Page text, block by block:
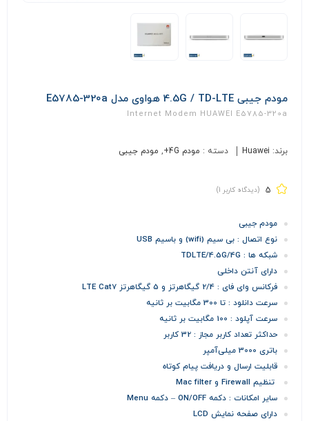
مودم جیبی 4.5G / TD-LTE هواوی مدل E5785-320a
Internet Modem HUAWEI E5785-320a
برند: Huawei دسته : مودم 4G+ , مودم جیبی
5 (دیدگاه کاربر 1
)
مودم جیبی
نوع اتصال : بی سیم (wifi) و باسیم USB
شبکه ها : TDLTE/4.5G/4G
دارای آنتن داخلی
فرکانس وای فای : 2/4 گیگاهرتز و 5 گیگاهرتز LTE Cat7
سرعت دانلود : تا 300 مگابیت بر ثانیه
سرعت آپلود : 100 مگابیت بر ثانیه
حداکثر تعداد کاربر مجاز : 32 کاربر
باتری 3000 میلی‌آمپر
قابلیت ارسال و دریافت پیام کوتاه
تنظیم Firewall و Mac filter
سایر امکانات : دکمه ON/OFF – دکمه Menu
دارای صفحه نمایش LCD